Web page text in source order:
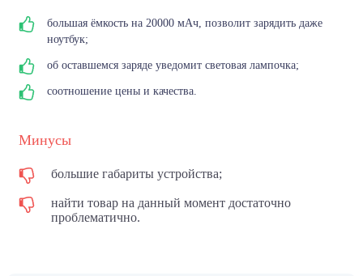
большая ёмкость на 20000 мАч, позволит зарядить даже
ноутбук;
об оставшемся заряде уведомит световая лампочка;
соотношение цены и качества.
Минусы
большие габариты устройства;
найти товар на данный момент достаточно
проблематично.